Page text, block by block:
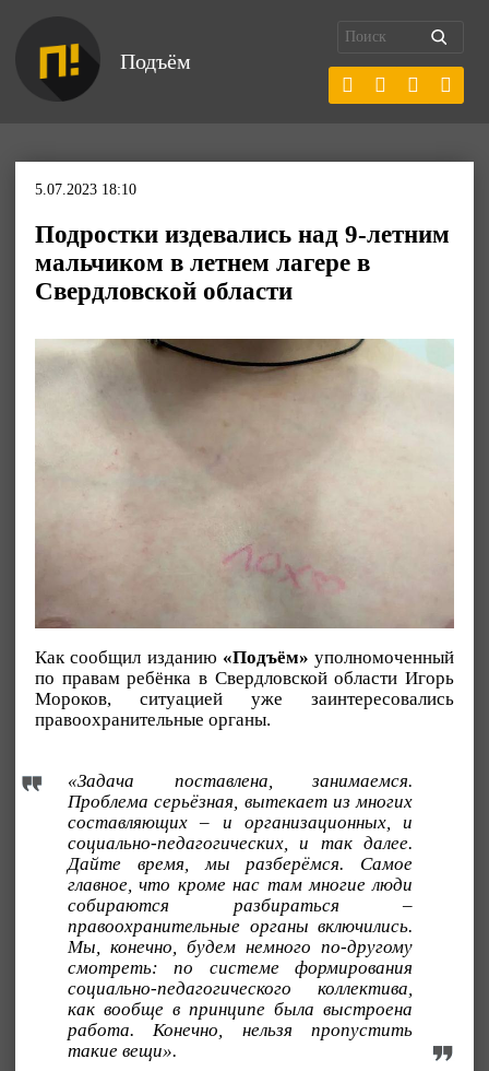
Подъём
5.07.2023 18:10
Подростки издевались над 9-летним
мальчиком в летнем лагере в
Свердловской области
Как сообщил изданию «Подъём» уполномоченный
по правам ребёнка в Свердловской области Игорь
Мороков, ситуацией уже заинтересовались
правоохранительные органы.
«Задача поставлена, занимаемся.
Проблема серьёзная, вытекает из многих
составляющих – и организационных, и
социально-педагогических, и так далее.
Дайте время, мы разберёмся. Самое
главное, что кроме нас там многие люди
собираются разбираться –
правоохранительные органы включились.
Мы, конечно, будем немного по-другому
смотреть: по системе формирования
социально-педагогического коллектива,
как вообще в принципе была выстроена
работа. Конечно, нельзя пропустить
такие вещи».